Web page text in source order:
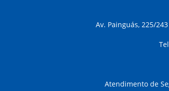
Av. Painguás, 225/
Atendimento de